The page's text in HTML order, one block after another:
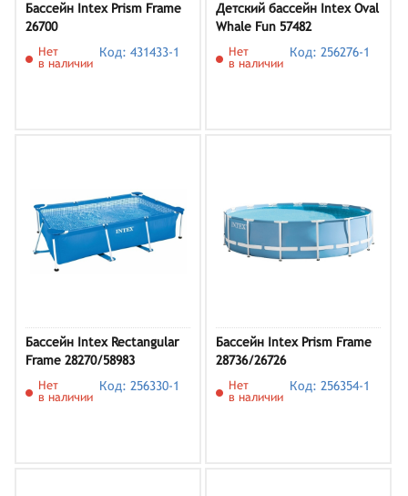
Бассейн Intex Prism Frame
26700
Нет
в наличии
Код: 431433-1
Детский бассейн Intex Oval
Whale Fun 57482
Нет
в наличии
Код: 256276-1
Бассейн Intex Rectangular
Frame 28270/58983
Нет
в наличии
Код: 256330-1
Бассейн Intex Prism Frame
28736/26726
Нет
в наличии
Код: 256354-1